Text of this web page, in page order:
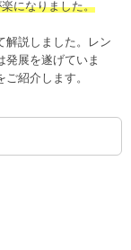
になりました。
解説しました。レン
発展を遂げていま
紹介します。